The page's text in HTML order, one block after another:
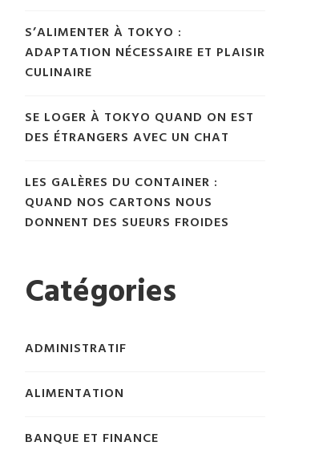
S’ALIMENTER À TOKYO :
ADAPTATION NÉCESSAIRE ET PLAISIR
CULINAIRE
SE LOGER À TOKYO QUAND ON EST
DES ÉTRANGERS AVEC UN CHAT
LES GALÈRES DU CONTAINER :
QUAND NOS CARTONS NOUS
DONNENT DES SUEURS FROIDES
Catégories
ADMINISTRATIF
ALIMENTATION
BANQUE ET FINANCE